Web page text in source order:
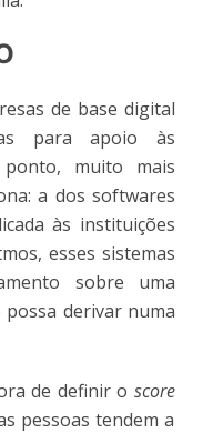
de base digital
para apoio às
muito mais
a dos softwares
às instituições
esses sistemas
sobre uma
derivar numa
de definir o score
pessoas tendem a